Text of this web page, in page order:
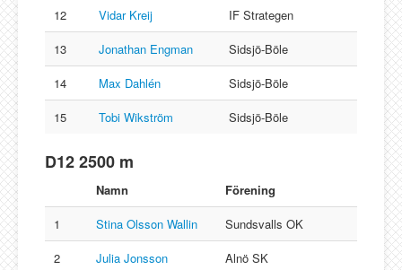
12
Vidar Kreij
IF Strategen
13
Jonathan Engman
Sidsjö-Böle
14
Max Dahlén
Sidsjö-Böle
15
Tobi Wikström Sidsjö-Böle
D12 2500 m
Namn
Förening
1
Stina Olsson Wallin
Sundsvalls OK
2
Julia Jonsson
Alnö SK